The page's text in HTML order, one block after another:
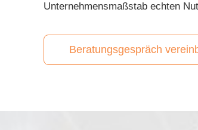
Unternehmensmaßstab echten
Beratungsgespräch